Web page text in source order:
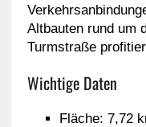
Altbauten rund um
Turmstraße
Wichtige Daten
Fläche: 7,72